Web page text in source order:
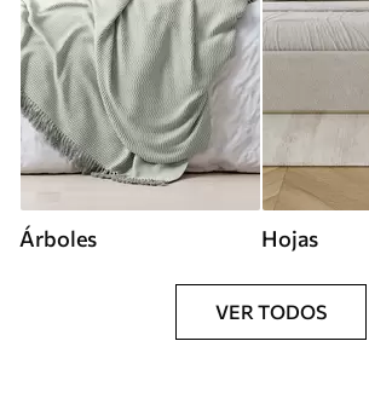
Árboles Hojas
VER TODOS